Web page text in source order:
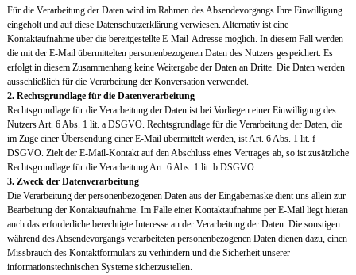
Für die Verarbeitung der Daten wird im Rahmen des Absendevorgangs Ihre Einwilligung
eingeholt und auf diese Datenschutzerklärung verwiesen. Alternativ ist eine
Kontaktaufnahme über die bereitgestellte E-Mail-Adresse möglich. In diesem Fall werden
die mit der E-Mail übermittelten personenbezogenen Daten des Nutzers gespeichert. Es
erfolgt in diesem Zusammenhang keine Weitergabe der Daten an Dritte. Die Daten werden
ausschließlich für die Verarbeitung der Konversation verwendet.
2. Rechtsgrundlage für die Datenverarbeitung
Rechtsgrundlage für die Verarbeitung der Daten ist bei Vorliegen einer Einwilligung des
Nutzers Art. 6 Abs. 1 lit. a DSGVO. Rechtsgrundlage für die Verarbeitung der Daten, die
im Zuge einer Übersendung einer E-Mail übermittelt werden, ist Art. 6 Abs. 1 lit. f
DSGVO. Zielt der E-Mail-Kontakt auf den Abschluss eines Vertrages ab, so ist zusätzliche
Rechtsgrundlage für die Verarbeitung Art. 6 Abs. 1 lit. b DSGVO.
3. Zweck der Datenverarbeitung
Die Verarbeitung der personenbezogenen Daten aus der Eingabemaske dient uns allein zur
Bearbeitung der Kontaktaufnahme. Im Falle einer Kontaktaufnahme per E-Mail liegt hieran
auch das erforderliche berechtigte Interesse an der Verarbeitung der Daten. Die sonstigen
während des Absendevorgangs verarbeiteten personenbezogenen Daten dienen dazu, einen
Missbrauch des Kontaktformulars zu verhindern und die Sicherheit unserer
informationstechnischen Systeme sicherzustellen.